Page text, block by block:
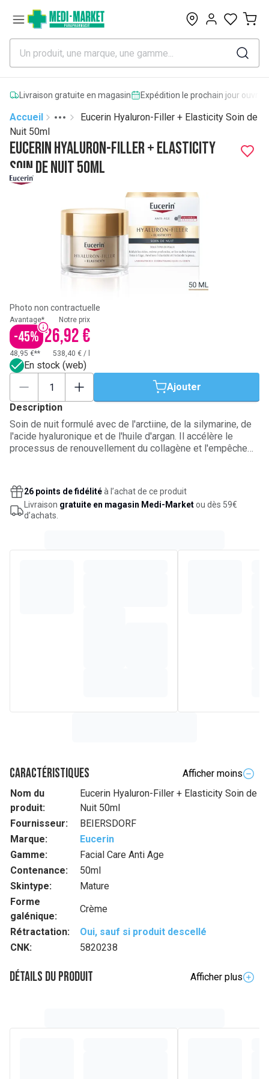
0
Livraison gratuite en magasin Expédition le prochain jour
Accueil
More
Toggle menu
Eucerin Hyaluron-Filler + Elasticity Soin de
Nuit 50ml
Eucerin Hyaluron-Filler + Elasticity
Soin de Nuit 50ml
Photo non contractuelle
Avantage*
-45%
Notre prix
26,92 €
48,95 €** 538,40 € /
En stock (web)
Ajouter
Description
Soin de nuit formulé avec de l'arctiine, de la silymarine, de
l'acide hyaluronique et de l'huile d'argan. Il accélère le
processus de renouvellement du collagène et l'empêche
éclatante.
26 points de fidélitéà l’achat de ce produit
Livraison gratuite en magasin Medi-Marketou dès 59€
d’achats.
Caractéristiques
Afficher moins
Nom du
produit:
Eucerin Hyaluron-Filler + Elasticity Soin de
Nuit 50ml
Fournisseur:
BEIERSDORF
Marque:
Eucerin
Gamme:
Facial Care Anti Age
Contenance:
50ml
Skintype:
Mature
Forme
galénique:
Crème
Rétractation:
Oui, sauf si produit descellé
CNK:
5820238
Détails du produit
Afficher plus
rides de l'intérieur.